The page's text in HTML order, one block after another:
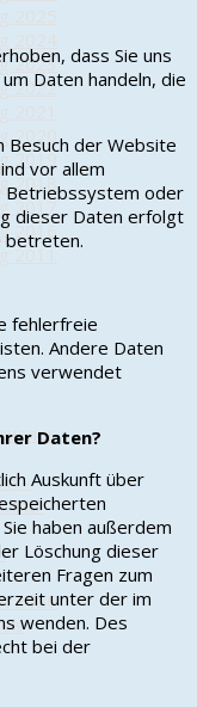
2025
2023
2022
2021
2020
2019
2018
2017
2016
2011
–
2026
dass Sie uns
Daten handeln, die
Besuch der Website
vor allem
Betriebssystem oder
dieser Daten erfolgt
betreten.
fehlerfreie
Andere Daten
verwendet
Daten?
Auskunft über
haben außerdem
Löschung dieser
Fragen zum
unter der im
wenden. Des
bei der